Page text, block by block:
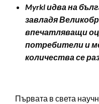
Myrkl идва на
завладя
впечатляващи
потребители и
количества се
Първата в света